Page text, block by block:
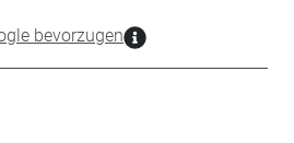
bevorzugen